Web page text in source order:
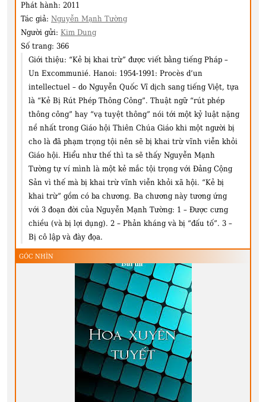
Phát hành: 2011
Tác giả: Nguyễn Mạnh Tường
Người gửi: Kim Dung
Số trang: 366
Giới thiệu: “Kẻ bị khai trừ” được viết bằng tiếng Pháp –
Un Excommunié. Hanoi: 1954-1991: Procès d’un
intellectuel – do Nguyễn Quốc Vĩ dịch sang tiếng Việt, tựa
là “Kẻ Bị Rút Phép Thông Công”. Thuật ngữ “rút phép
thông công” hay “vạ tuyệt thông” nói tới một kỷ luật nặng
nề nhất trong Giáo hội Thiên Chúa Giáo khi một người bị
cho là đã phạm trọng tội nên sẽ bị khai trừ vĩnh viễn khỏi
Giáo hội. Hiểu như thế thì ta sẽ thấy Nguyễn Mạnh
Tường tự ví mình là một kẻ mắc tội trọng với Đảng Cộng
Sản vì thế mà bị khai trừ vĩnh viễn khỏi xã hội. “Kẻ bị
khai trừ” gồm có ba chương. Ba chương này tương ứng
với 3 đoạn đời của Nguyễn Mạnh Tường: 1 – Được cưng
chiều (và bị lợi dụng). 2 – Phản kháng và bị “đấu tố”. 3 –
Bị cô lập và đày đọa.
GÓC NHÌN